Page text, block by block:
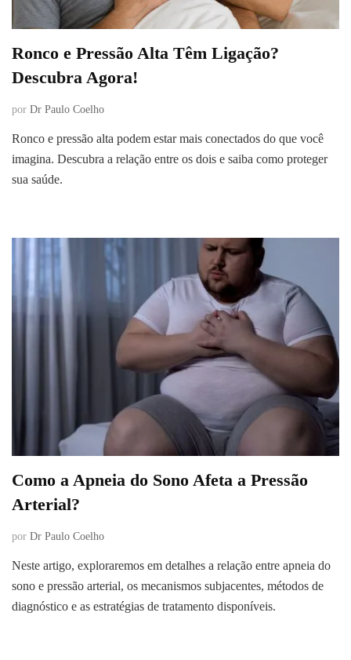
Ronco e Pressão Alta Têm Ligação?
Descubra Agora!
por Dr Paulo Coelho
Ronco e pressão alta podem estar mais conectados do que você
imagina. Descubra a relação entre os dois e saiba como proteger
sua saúde.
Como a Apneia do Sono Afeta a Pressão
Arterial?
por Dr Paulo Coelho
Neste artigo, exploraremos em detalhes a relação entre apneia do
sono e pressão arterial, os mecanismos subjacentes, métodos de
diagnóstico e as estratégias de tratamento disponíveis.